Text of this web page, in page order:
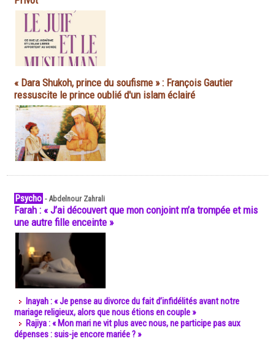
« Dara Shukoh, prince du soufisme » : François Gautier
ressuscite le prince oublié d'un islam éclairé
Psycho -Abdelnour Zahrali
Farah : « J’ai découvert que mon conjoint m’a trompée et mis
une autre fille enceinte »
Inayah : « Je pense au divorce du fait d’infidélités avant notre
mariage religieux, alors que nous étions en couple »
Rajiya : « Mon mari ne vit plus avec nous, ne participe pas aux
dépenses : suis-je encore mariée ? »